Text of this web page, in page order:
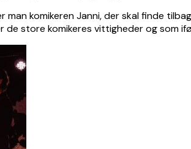
man komikeren Janni, der skal finde
store komikeres vittigheder og som